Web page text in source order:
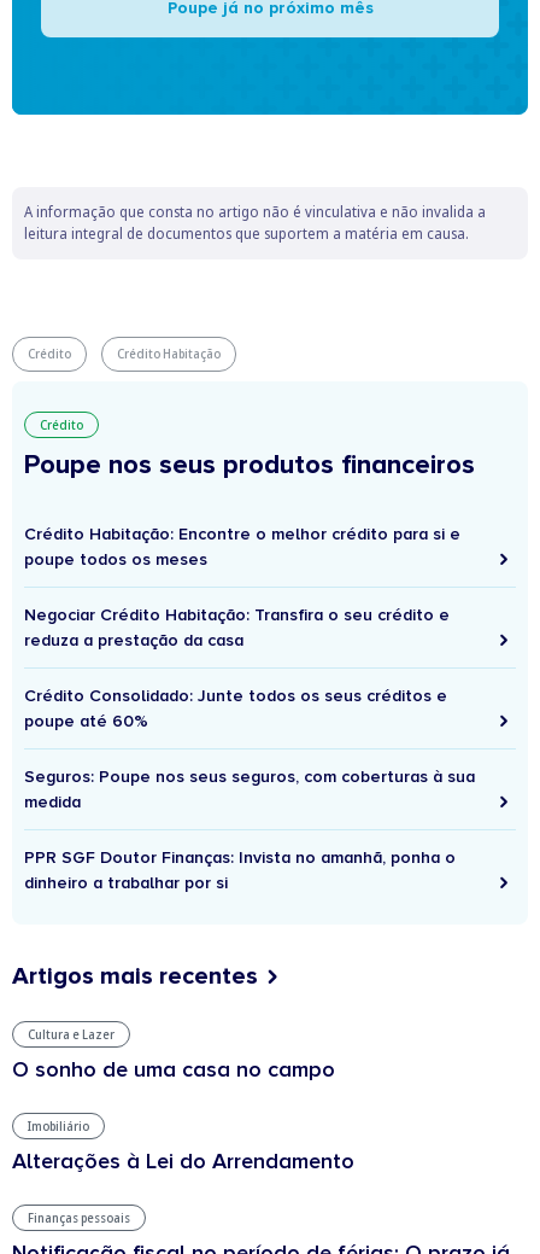
Poupe já no próximo mês
A informação que consta no artigo não é vinculativa e não invalida a
leitura integral de documentos que suportem a matéria em causa.
Crédito Crédito Habitação
Crédito
Poupe nos seus produtos financeiros
Crédito Habitação: Encontre o melhor crédito para si e
poupe todos os meses
Negociar Crédito Habitação: Transfira o seu crédito e
reduza a prestação da casa
Crédito Consolidado: Junte todos os seus créditos e
poupe até 60%
Seguros: Poupe nos seus seguros, com coberturas à sua
medida
PPR SGF Doutor Finanças: Invista no amanhã, ponha o
dinheiro a trabalhar por si
Artigos mais recentes
Cultura e Lazer
O sonho de uma casa no campo
Imobiliário
Alterações à Lei do Arrendamento
Finanças pessoais